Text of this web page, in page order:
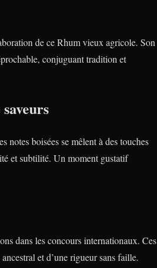
de ce Rhum vieux agricole. Son
conjuguant tradition et
notes boisées se mêlent à des touches
et subtilité. Un moment gustatif
dans les concours internationaux. Ces
et d’une rigueur sans faille.